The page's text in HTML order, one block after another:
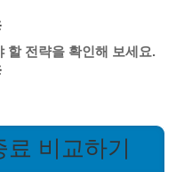
할 전략을 확인해 보세요.
비교하기